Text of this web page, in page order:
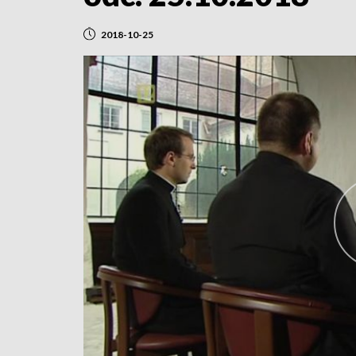
2018-10-25